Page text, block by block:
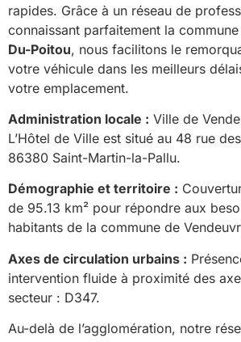
rapides. Grâce à un réseau de
connaissant parfaitement la
Du-Poitou, nous facilitons le
votre véhicule dans les meilleurs
votre emplacement.
Administration locale : Ville de
L’Hôtel de Ville est situé au 48 rue
86380 Saint-Martin-la-Pallu.
Démographie et territoire :
de 95.13 km² pour répondre aux
habitants de la commune de
Axes de circulation urbains :
intervention fluide à proximité des
secteur : D347.
Au-delà de l’agglomération, notre